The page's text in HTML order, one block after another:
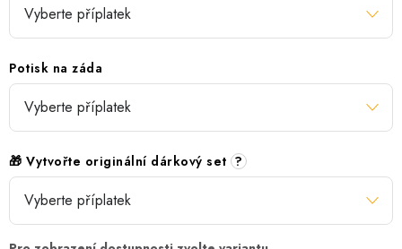
Potisk na záda
🎁 Vytvořte originální dárkový set ?